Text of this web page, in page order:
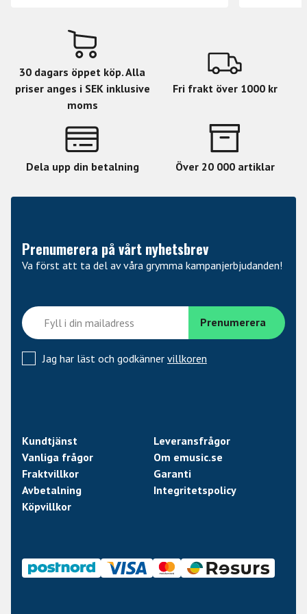
30 dagars öppet köp. Alla
priser anges i SEK inklusive
moms
Fri frakt över 1000 kr
Dela upp din betalning Över 20 000 artiklar
Prenumerera på vårt nyhetsbrev
Va först att ta del av våra grymma kampanjerbjudanden!
Jag har läst och godkänner villkoren
Kundtjänst
Leveransfrågor
Vanliga frågor
Om emusic.se
Fraktvillkor
Garanti
Avbetalning
Integritetspolicy
Köpvillkor